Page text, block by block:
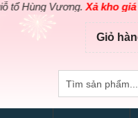
Vương.Xả kho giá Sốc
Giỏ